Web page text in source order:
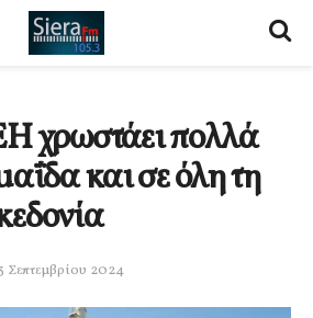
χρωστάει πολλά
και σε όλη τη
Σεπτεμβρίου 2024